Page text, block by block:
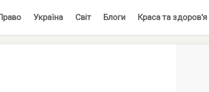
Україна Світ Блоги Краса та здоров'я